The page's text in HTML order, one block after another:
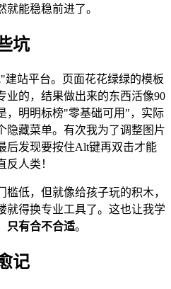
能稳稳前进了。
坑
站平台。页面花花绿绿的模板
业的，结果做出来的东西活像90
，明明标榜"零基础可用"，实际
隐藏菜单。有次我为了调整图片
后发现要按住Alt键再双击才能
人类！
低，但就像给孩子玩的积木，
就得换专业工具了。这也让我学
只有合不合适。
记